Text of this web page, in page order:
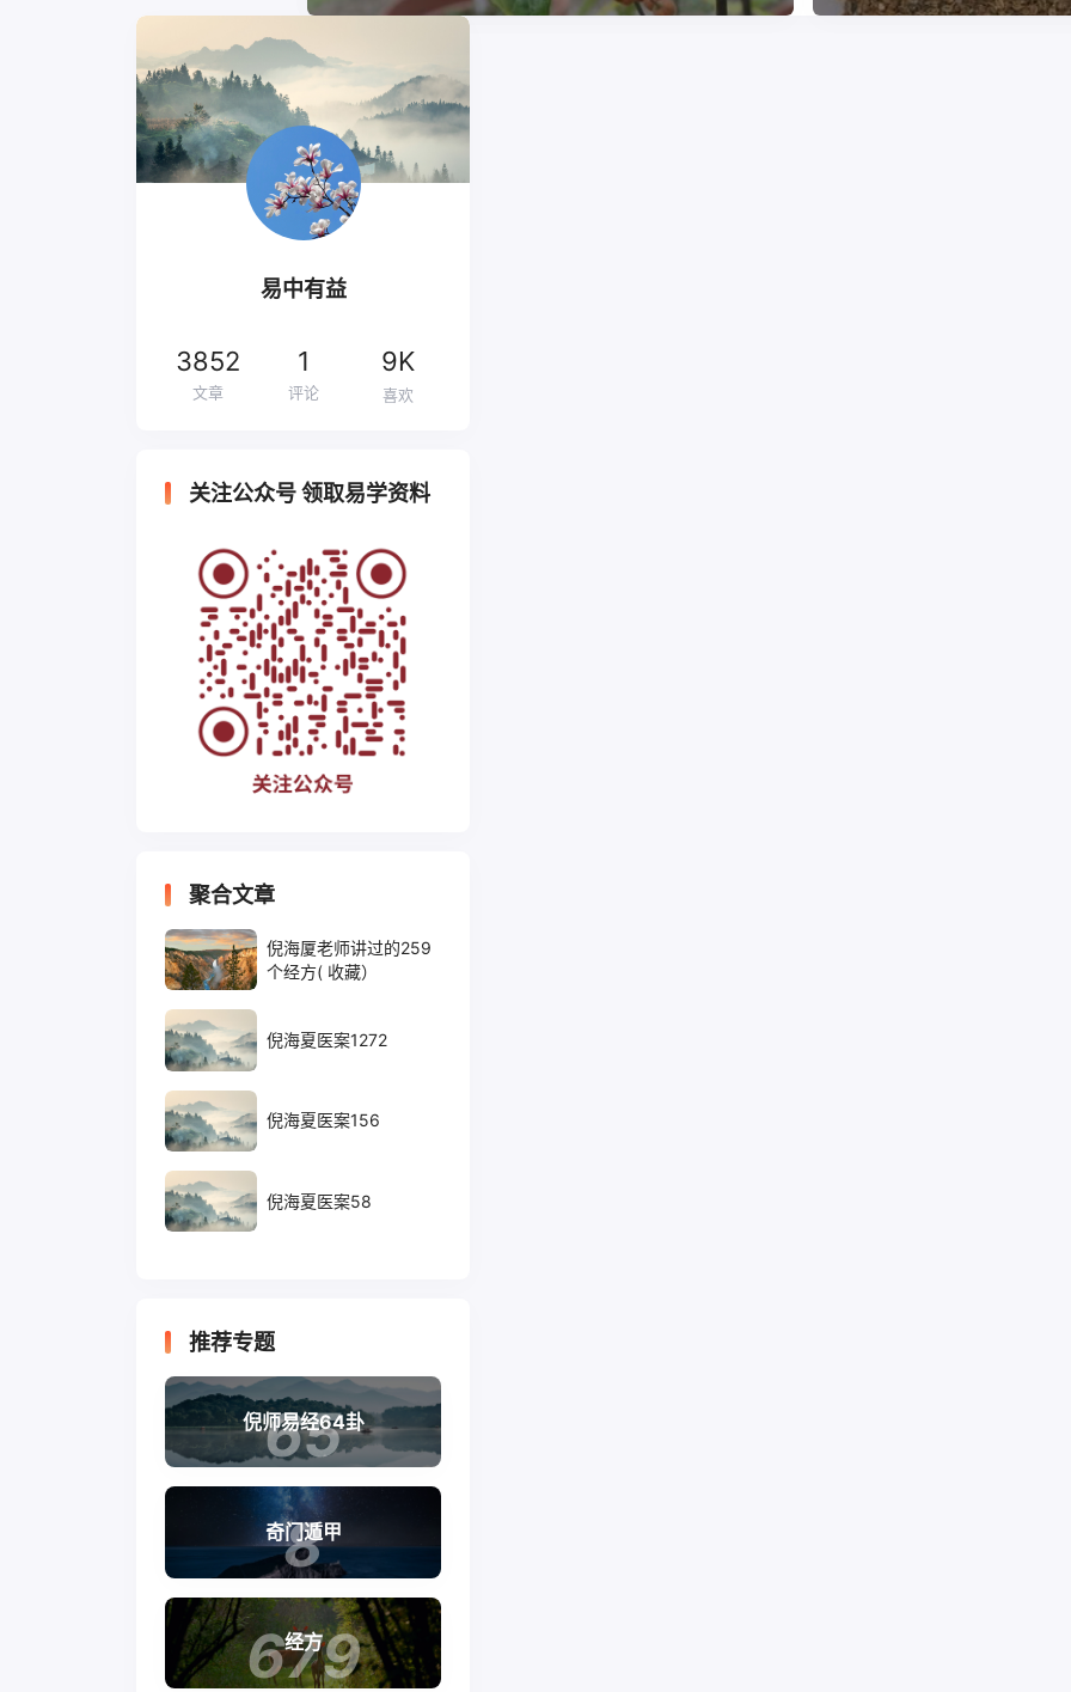
易中有益
3852
文章
1
评论
9K
喜欢
关注公众号 领取易学资料
聚合文章
倪海厦老师讲过的259
个经方( 收藏）
倪海夏医案1272
倪海夏医案156
倪海夏医案58
推荐专题
65
倪师易经64卦
8
奇门遁甲
679
经方